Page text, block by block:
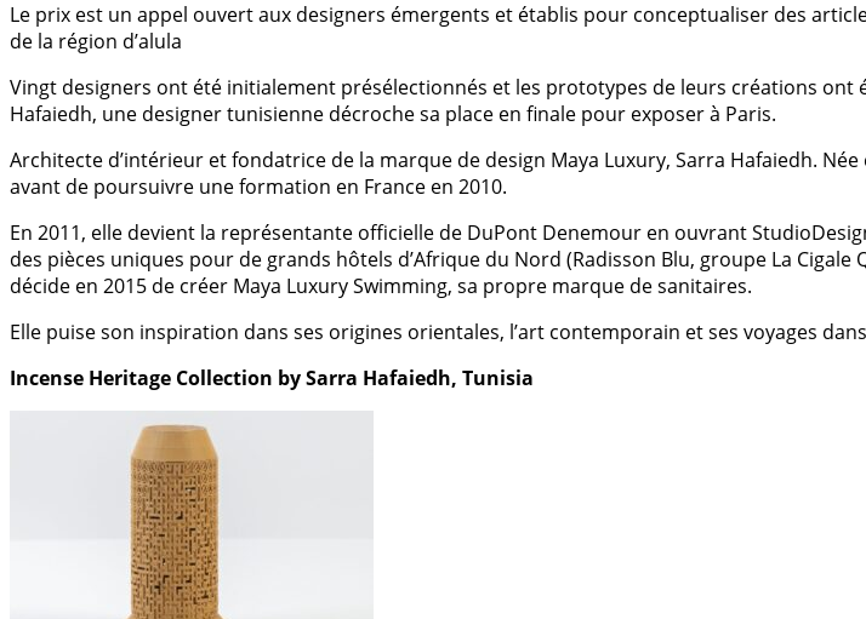
Le prix est un appel ouvert aux designers émergents et établis pour conceptualiser des
de la région d’alula
Vingt designers ont été initialement présélectionnés et les prototypes de leurs créations
Hafaiedh, une designer tunisienne décroche sa place en finale pour exposer à Paris.
Architecte d’intérieur et fondatrice de la marque de design Maya Luxury, Sarra Hafaiedh.
avant de poursuivre une formation en France en 2010.
En 2011, elle devient la représentante officielle de DuPont Denemour en ouvrant
des pièces uniques pour de grands hôtels d’Afrique du Nord (Radisson Blu, groupe La
décide en 2015 de créer Maya Luxury Swimming, sa propre marque de sanitaires.
Elle puise son inspiration dans ses origines orientales, l’art contemporain et ses voyages
Incense Heritage Collection by Sarra Hafaiedh, Tunisia